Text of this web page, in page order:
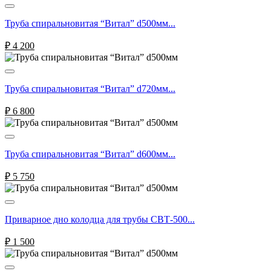
Труба спиральновитая “Витал” d500мм...
₽ 4 200
Труба спиральновитая “Витал” d720мм...
₽ 6 800
Труба спиральновитая “Витал” d600мм...
₽ 5 750
Приварное дно колодца для трубы СВТ-500...
₽ 1 500